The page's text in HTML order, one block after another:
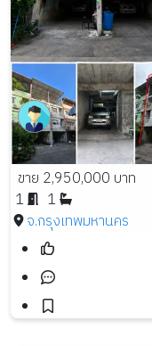
ขาย 2,950,000 บาท
1
1
จ.กรุงเทพมหานคร